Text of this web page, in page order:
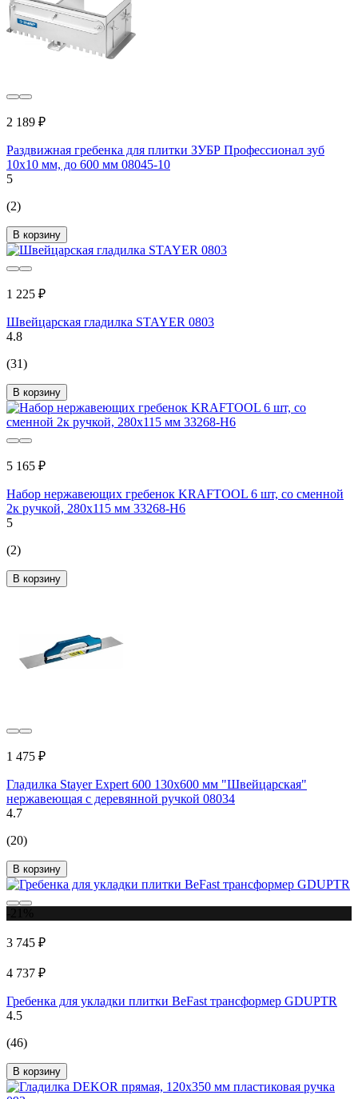
2 189 ₽
Раздвижная гребенка для плитки ЗУБР Профессионал зуб
10x10 мм, до 600 мм 08045-10
5
(2)
В корзину
1 225 ₽
Швейцарская гладилка STAYER 0803
4.8
(31)
В корзину
5 165 ₽
Набор нержавеющих гребенок KRAFTOOL 6 шт, со сменной
2к ручкой, 280x115 мм 33268-H6
5
(2)
В корзину
1 475 ₽
Гладилка Stayer Expert 600 130х600 мм "Швейцарская"
нержавеющая с деревянной ручкой 08034
4.7
(20)
В корзину
3 745 ₽
4 737 ₽
Гребенка для укладки плитки BeFast трансформер GDUPTR
4.5
(46)
В корзину